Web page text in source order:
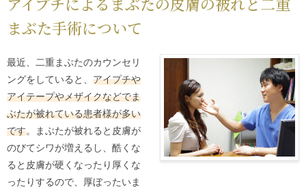
まぶた手術について
最近、二重まぶたのカウンセリ
ングをしていると、 アイプチや
アイテープやメザイクなどでま
ぶたが被れている患者様が多い
です。まぶたが被れると皮膚が
のびてシワが増えるし、酷くな
ると皮膚が硬くなったり厚くな
ったりするので、厚ぼったいま